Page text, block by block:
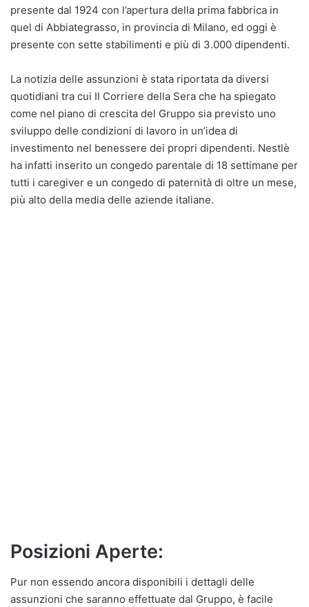
presente dal 1924 con l’apertura della prima fabbrica in
quel di Abbiategrasso, in provincia di Milano, ed oggi è
presente con sette stabilimenti e più di 3.000 dipendenti.
La notizia delle assunzioni è stata riportata da diversi
quotidiani tra cui Il Corriere della Sera che ha spiegato
come nel piano di crescita del Gruppo sia previsto uno
sviluppo delle condizioni di lavoro in un’idea di
investimento nel benessere dei propri dipendenti. Nestlè
ha infatti inserito un congedo parentale di 18 settimane per
tutti i caregiver e un congedo di paternità di oltre un mese,
più alto della media delle aziende italiane.
Posizioni Aperte:
Pur non essendo ancora disponibili i dettagli delle
assunzioni che saranno effettuate dal Gruppo, è facile